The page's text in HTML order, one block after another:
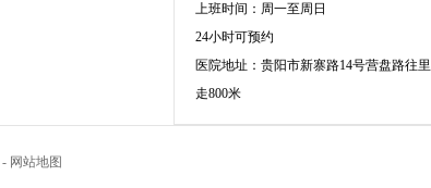
上班时间：周一至周日
24小时可预约
医院地址：贵阳市新寨路14号营盘路往里
走800米
- 网站地图